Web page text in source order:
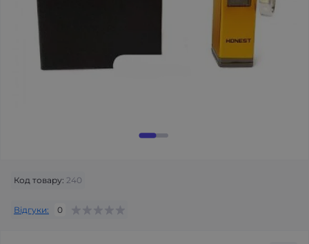
Код товару: 240
Відгуки: 0